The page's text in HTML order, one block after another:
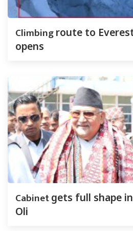
Climbingroute to
opens
Cabinetgets full shape
Oli